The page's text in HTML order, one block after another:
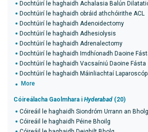
Dochtúirí le haghaidh Achalasia Balún
Dochtúirí le haghaidh obráid athchóirithe ACL
Dochtúirí le haghaidh Adenoidectomy
Dochtúirí le haghaidh Adhesiolysis
Dochtúirí le haghaidh Adrenalectomy
Dochtúirí le haghaidh Imdhíonadh Daoine
Dochtúirí le haghaidh Vacsaíniú Daoine Fásta
Dochtúirí le haghaidh Máinliachtaí
More
Cóireálacha Gaolmhara i Hyderabad (20)
Cóireáil le haghaidh Siondróm Urrann an Bholg
Cóireáil le haghaidh Péine Bhoilg